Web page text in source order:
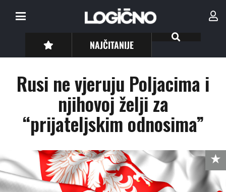
NAJČITANIJE
Rusi ne vjeruju Poljacima i
njihovoj želji za
“prijateljskim odnosima”